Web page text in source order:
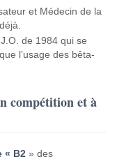
et Médecin de la
de 1984 qui se
l’usage des bêta-
compétition et à
« B2» des